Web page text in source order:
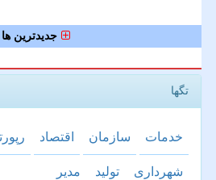
جدیدترین ها
تگها
خدمات سازمان اقتصاد
شهرداری تولید مدیر